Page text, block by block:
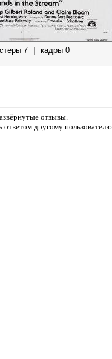
7 кадры 0
отзывы.
другому